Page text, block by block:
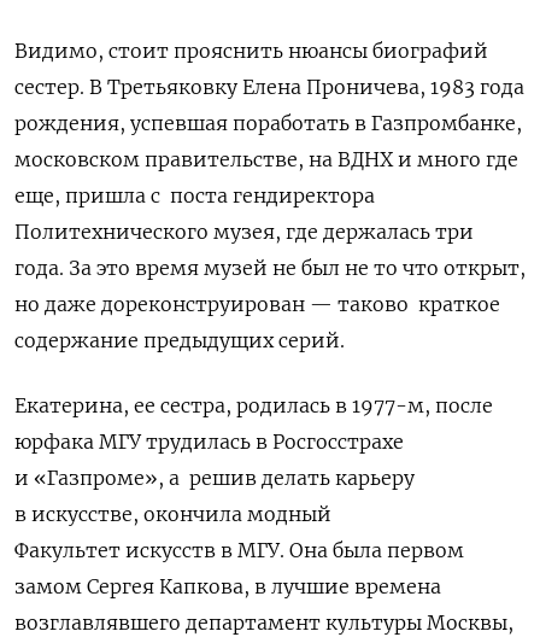
Видимо, стоит прояснить нюансы биографий
сестер. В Третьяковку Елена Проничева, 1983 года
рождения, успевшая поработать в Газпромбанке,
московском правительстве, на ВДНХ и много где
еще, пришла с поста гендиректора
Политехнического музея, где держалась три
года. За это время музей не был не то что открыт,
но даже дореконструирован — таково краткое
содержание предыдущих серий.
Екатерина, ее сестра, родилась в 1977-м, после
юрфака МГУ трудилась в Росгосстрахе
и «Газпроме», а решив делать карьеру
в искусстве, окончила модный
Факультет искусств в МГУ. Она была первом
замом Сергея Капкова, в лучшие времена
возглавлявшего департамент культуры Москвы,